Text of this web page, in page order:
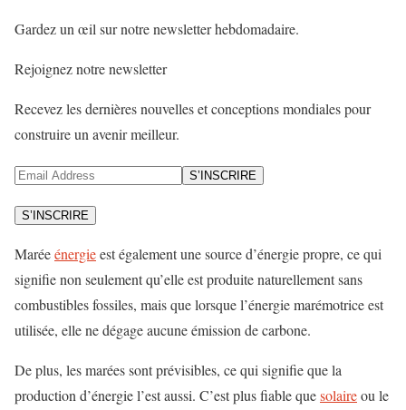
Gardez un œil sur notre newsletter hebdomadaire.
Rejoignez notre newsletter
Recevez les dernières nouvelles et conceptions mondiales pour
construire un avenir meilleur.
S’INSCRIRE
S’INSCRIRE
Maréeénergieest également une source d’énergie propre, ce qui
signifie non seulement qu’elle est produite naturellement sans
combustibles fossiles, mais que lorsque l’énergie marémotrice est
utilisée, elle ne dégage aucune émission de carbone.
De plus, les marées sont prévisibles, ce qui signifie que la
production d’énergie l’est aussi. C’est plus fiable quesolaireou le